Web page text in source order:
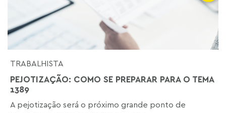
TRABALHISTA
PEJOTIZAÇÃO: COMO SE PREPARAR PARA O TEMA
1389
A pejotização será o próximo grande ponto de